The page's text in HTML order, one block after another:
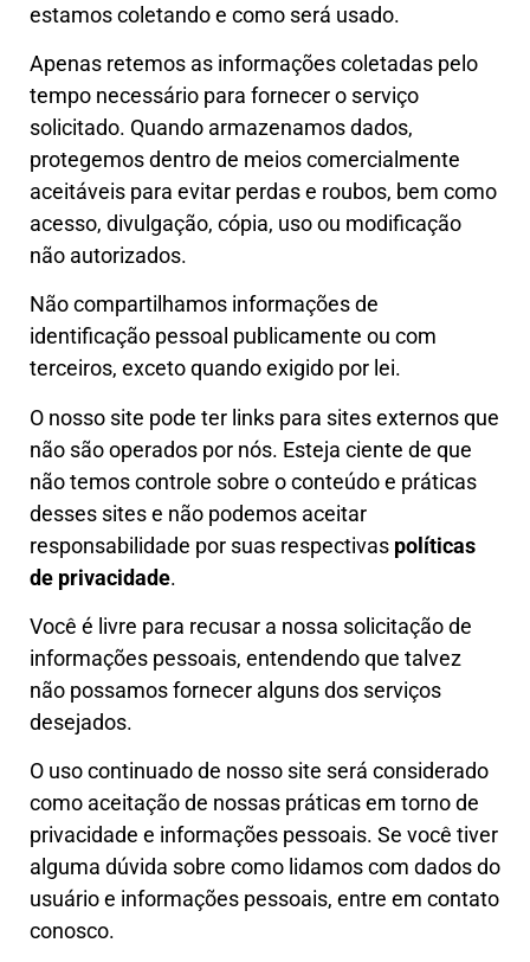
estamos coletando e como será usado.
Apenas retemos as informações coletadas pelo
tempo necessário para fornecer o serviço
solicitado. Quando armazenamos dados,
protegemos dentro de meios comercialmente
aceitáveis para evitar perdas e roubos, bem como
acesso, divulgação, cópia, uso ou modificação
não autorizados.
Não compartilhamos informações de
identificação pessoal publicamente ou com
terceiros, exceto quando exigido por lei.
O nosso site pode ter links para sites externos que
não são operados por nós. Esteja ciente de que
não temos controle sobre o conteúdo e práticas
desses sites e não podemos aceitar
responsabilidade por suas respectivas políticas
de privacidade.
Você é livre para recusar a nossa solicitação de
informações pessoais, entendendo que talvez
não possamos fornecer alguns dos serviços
desejados.
O uso continuado de nosso site será considerado
como aceitação de nossas práticas em torno de
privacidade e informações pessoais. Se você tiver
alguma dúvida sobre como lidamos com dados do
usuário e informações pessoais, entre em contato
conosco.